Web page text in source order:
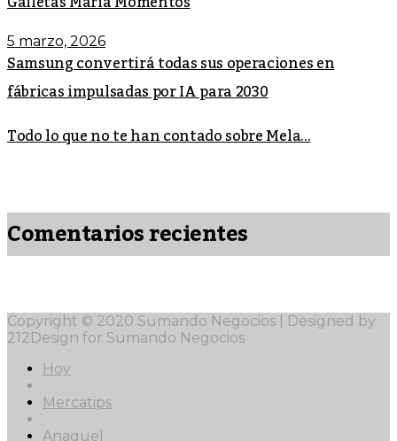
5 marzo, 2026
Samsung convertirá todas sus operaciones en
fábricas impulsadas por IA para 2030
Todo lo que no te han contado sobre Mela...
Comentarios recientes
Copyright © 2020 Sumando Negocios | Designed by
212Design for Sumando Negocios
Hoy
Mercatips
Anaquel